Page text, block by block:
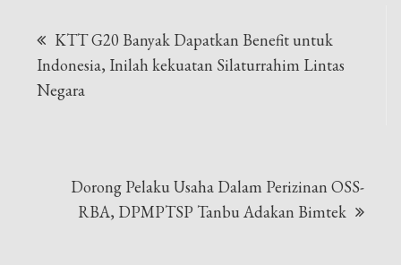
pos
KTT G20 Banyak Dapatkan Benefit untuk
Indonesia, Inilah kekuatan Silaturrahim Lintas
Negara
Dorong Pelaku Usaha Dalam Perizinan OSS-
RBA, DPMPTSP Tanbu Adakan Bimtek